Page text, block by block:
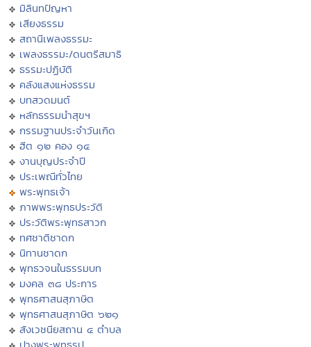
มิลินทปัญหา
เสียงธรรม
สถานีเพลงธรรมะ
เพลงธรรมะ/ดนตรีสมาธิ
ธรรมะปฏิบัติ
คลังแสงแห่งธรรม
บทสวดมนต์
หลักธรรมนำสุขฯ
กรรมฐานประจำวันเกิด
ฮีต ๑๒ คอง ๑๔
งานบุญประจำปี
ประเพณีทั่วไทย
พระพุทธเจ้า
ภาพพระพุทธประวัติ
ประวัติพระพุทธสาวก
ทศชาติชาดก
นิทานชาดก
พุทธวจนในธรรมบท
มงคล ๓๘ ประการ
พุทธศาสนสุภาษิต
พุทธศาสนสุภาษิต ๖๒๑
สังเวชนียสถาน ๔ ตำบล